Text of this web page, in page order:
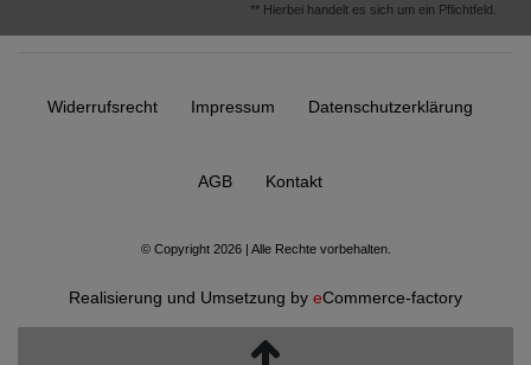
** Hierbei handelt es sich um ein Pflichtfeld.
Widerrufs­recht Impressum Daten­schutz­erklärung
AGB Kontakt
© Copyright 2026 | Alle Rechte vorbehalten.
Realisierung und Umsetzung by eCommerce-factory